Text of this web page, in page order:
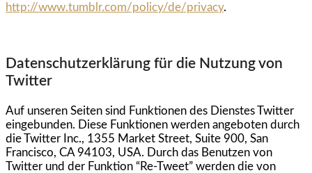
http://www.tumblr.com/policy/de/privacy.
Datenschutzerklärung für die Nutzung von
Twitter
Auf unseren Seiten sind Funktionen des Dienstes Twitter
eingebunden. Diese Funktionen werden angeboten durch
die Twitter Inc., 1355 Market Street, Suite 900, San
Francisco, CA 94103, USA. Durch das Benutzen von
Twitter und der Funktion “Re-Tweet” werden die von